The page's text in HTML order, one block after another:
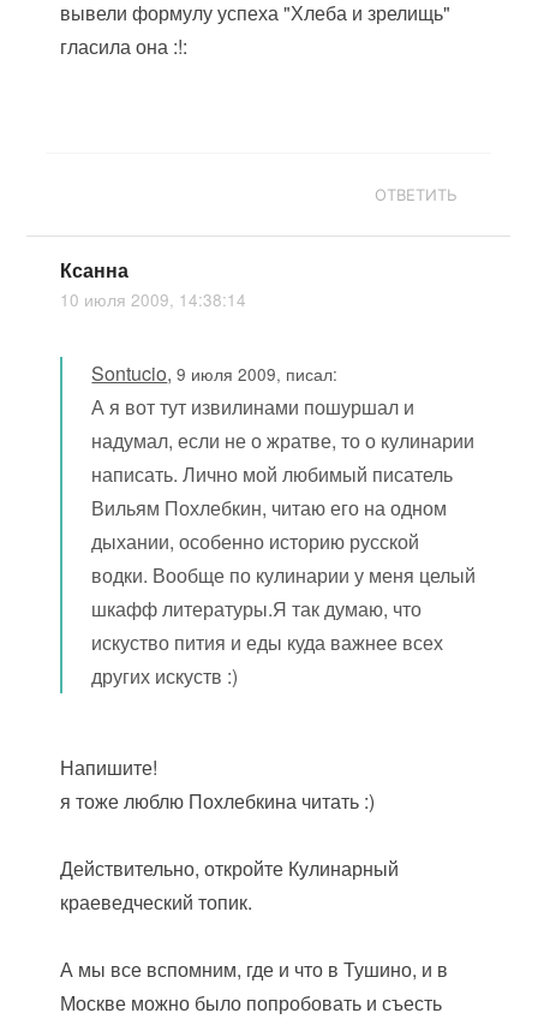
вывели формулу успеха "Хлеба и зрелищь"
гласила она :!:
ОТВЕТИТЬ
Ксанна
10 июля 2009, 14:38:14
Sontucio,9 июля 2009, писал:
А я вот тут извилинами пошуршал и
надумал, если не о жратве, то о кулинарии
написать. Лично мой любимый писатель
Вильям Похлебкин, читаю его на одном
дыхании, особенно историю русской
водки. Вообще по кулинарии у меня целый
шкафф литературы.Я так думаю, что
искуство пития и еды куда важнее всех
других искуств :)
Напишите!
я тоже люблю Похлебкина читать :)
Действительно, откройте Кулинарный
краеведческий топик.
А мы все вспомним, где и что в Тушино, и в
Москве можно было попробовать и съесть